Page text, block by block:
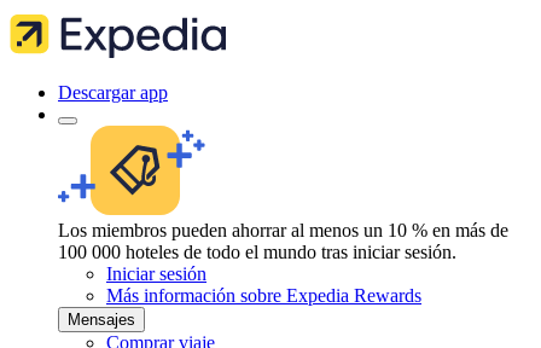
Descargar app
Los miembros pueden ahorrar al menos un 10 % en más de
100 000 hoteles de todo el mundo tras iniciar sesión.
Iniciar sesión
Más información sobre Expedia Rewards
Mensajes
Comprar viaje